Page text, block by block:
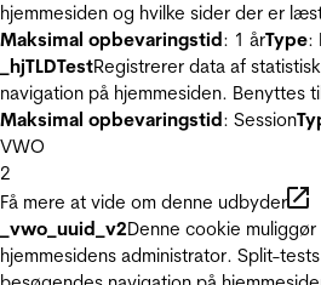
hjemmesiden og hvilke sider der er
Maksimal opbevaringstid: 1 årType:
_hjTLDTestRegistrerer data af
navigation på hjemmesiden. Benyttes
Maksimal opbevaringstid: Session
VWO
2
Få mere at vide om denne udbyder
_vwo_uuid_v2Denne cookie
hjemmesidens administrator. Split-